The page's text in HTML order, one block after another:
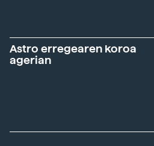
Astro erregearen koroa
agerian